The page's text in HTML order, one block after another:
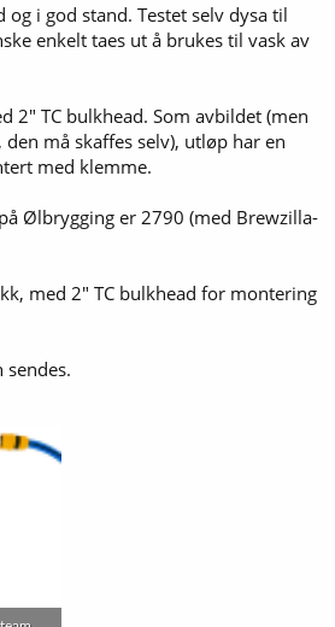
i god stand. Testet selv dysa til
enkelt taes ut å brukes til vask av
2" TC bulkhead. Som avbildet (men
må skaffes selv), utløp har en
med klemme.
Ølbrygging er 2790 (med Brewzilla-
med 2" TC bulkhead for montering
sendes.